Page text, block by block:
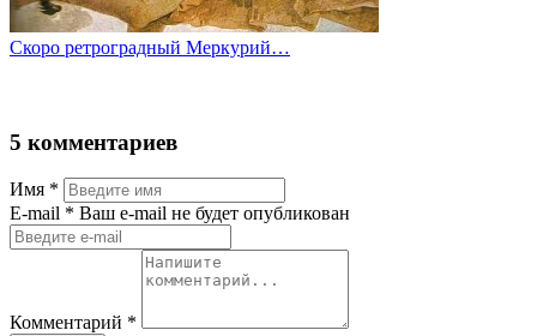
Скоро ретроградный Меркурий…
5 комментариев
Имя *
Е-mail * Ваш e-mail не будет опубликован
Комментарий *